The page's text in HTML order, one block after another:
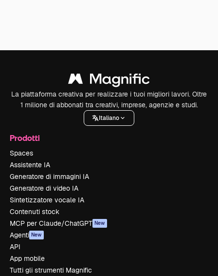
La piattaforma creativa per realizzare i tuoi migliori lavori. Oltre
1 milione di abbonati tra creativi, imprese, agenzie e studi.
Italiano
Prodotti
Spaces
Assistente IA
Generatore di immagini IA
Generatore di video IA
Sintetizzatore vocale IA
Contenuti stock
MCP per Claude/ChatGPT New
Agenti New
API
App mobile
Tutti gli strumenti Magnific